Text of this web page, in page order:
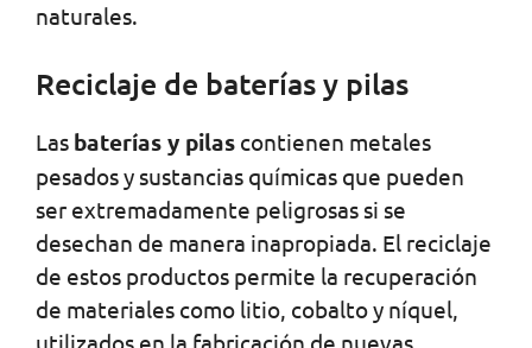
naturales.
Reciclaje de baterías y pilas
Las baterías y pilas contienen metales
pesados y sustancias químicas que pueden
ser extremadamente peligrosas si se
desechan de manera inapropiada. El reciclaje
de estos productos permite la recuperación
de materiales como litio, cobalto y níquel,
utilizados en la fabricación de nuevas